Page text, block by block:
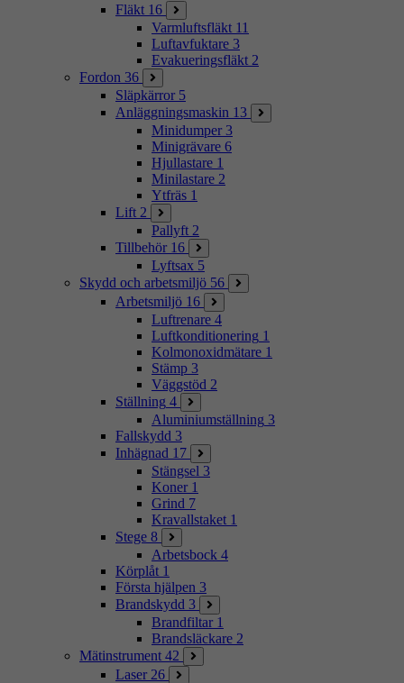
Fläkt 16
Varmluftsfläkt 11
Luftavfuktare 3
Evakueringsfläkt 2
Fordon 36
Släpkärror 5
Anläggningsmaskin 13
Minidumper 3
Minigrävare 6
Hjullastare 1
Minilastare 2
Ytfräs 1
Lift 2
Pallyft 2
Tillbehör 16
Lyftsax 5
Skydd och arbetsmiljö 56
Arbetsmiljö 16
Luftrenare 4
Luftkonditionering 1
Kolmonoxidmätare 1
Stämp 3
Väggstöd 2
Ställning 4
Aluminiumställning 3
Fallskydd 3
Inhägnad 17
Stängsel 3
Koner 1
Grind 7
Kravallstaket 1
Stege 8
Arbetsbock 4
Körplåt 1
Första hjälpen 3
Brandskydd 3
Brandfiltar 1
Brandsläckare 2
Mätinstrument 42
Laser 26